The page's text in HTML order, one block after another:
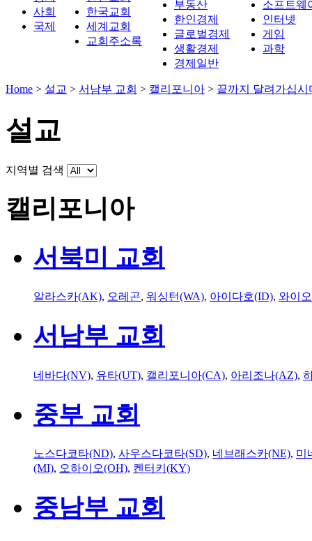
사회
국제
한국교회
세계교회
교회주소록
부동산
한인경제
글로벌경제
생활경제
경제일반
소프트웨
인터넷
게임
과학
Home > 설교 > 서남부 교회 > 캘리포니아 > 끝까지 달려가십시
설교
지역별 검색
캘리포니아
서북미 교회
알라스카(AK), 오레곤, 워싱턴(WA), 아이다호(ID), 와이
서남부 교회
네바다(NV), 유타(UT), 캘리포니아(CA), 아리조나(AZ),
중부 교회
노스다코타(ND), 사우스다코타(SD), 네브래스카(NE), 미
(MI), 오하이오(OH), 켄터키(KY)
중남부 교회